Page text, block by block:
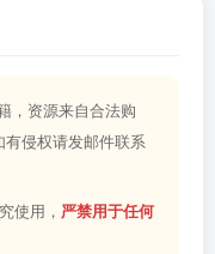
，资源来自合法购
侵权请发邮件联系
使用， 严禁用于任何